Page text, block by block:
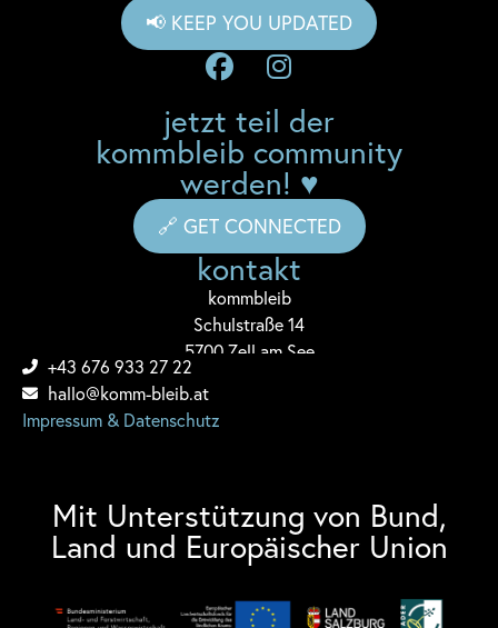
kontakt
kommbleib
Schulstraße 14
5700 Zell am See
+43 676 933 27 22
hallo@komm-bleib.at
Impressum & Datenschutz
jetzt teil der
kommbleib community
werden! ♥
🔗 GET CONNECTED
📢 KEEP YOU UPDATED
Mit Unterstützung von Bund,
Land und Europäischer Union